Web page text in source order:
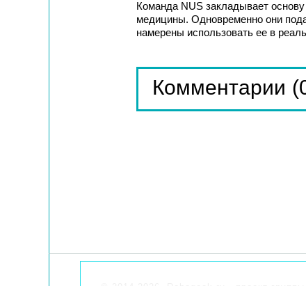
Команда NUS закладывает
медицины. Одновременно они
намерены использовать ее в
Комментарии